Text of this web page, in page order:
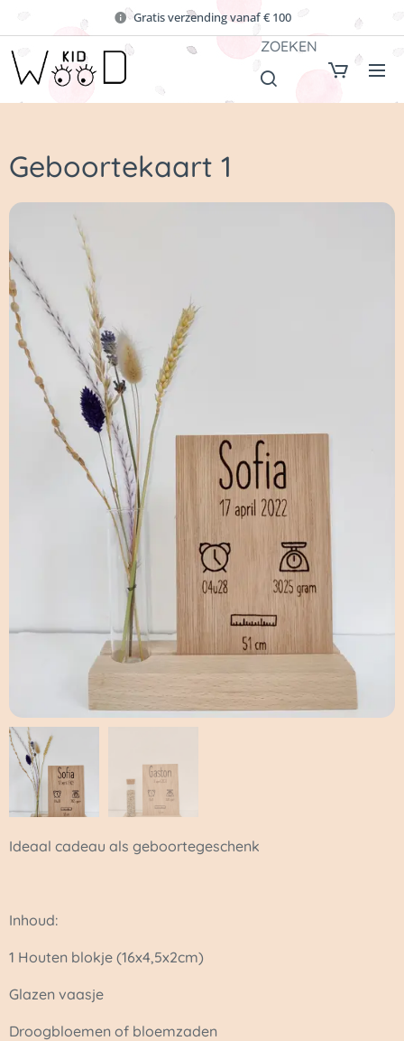
Gratis verzending vanaf € 100
ZOEKEN
Geboortekaart 1
Ideaal cadeau als geboortegeschenk
Inhoud:
1 Houten blokje (16x4,5x2cm)
Glazen vaasje
Droogbloemen of bloemzaden